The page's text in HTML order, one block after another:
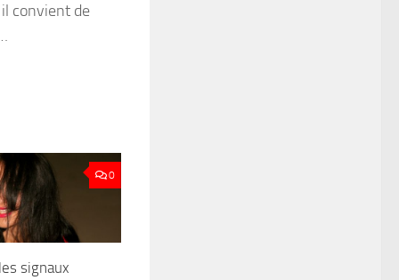
convient de
0
signaux